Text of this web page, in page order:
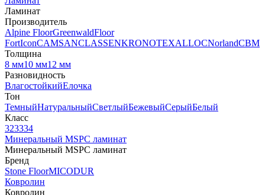
Ламинат
Производитель
Alpine FloorGreenwaldFloor
FortIconCAMSANCLASSENKRONOTEXALLOCNorlandCBM
Толщина
8 мм10 мм12 мм
Разновидность
ВлагостойкийЕлочка
Тон
ТемныйНатуральныйСветлыйБежевыйСерыйБелый
Класс
323334
Минеральный MSPC ламинат
Минеральный MSPC ламинат
Бренд
Stone FloorMICODUR
Ковролин
Ковролин